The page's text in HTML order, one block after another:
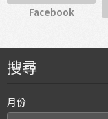
Facebook
搜尋
月份